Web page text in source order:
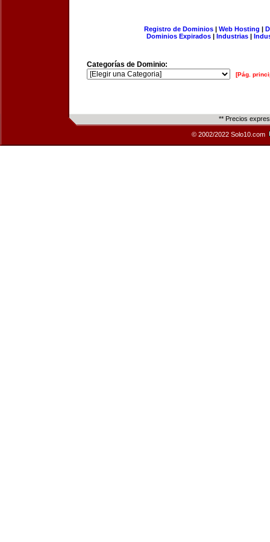
Registro de Dominios| Web Hosting |
Dominios Expirados | Industrias |
Categorías de Dominio:
[Pág.
** Precios
© 2002/2022 Solo10.com